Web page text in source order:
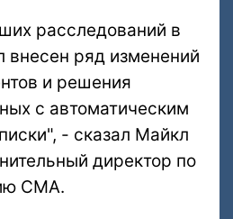
расследований в
внесен ряд изменений
и решения
с автоматическим
- сказал Майкл
директор по
CMA.